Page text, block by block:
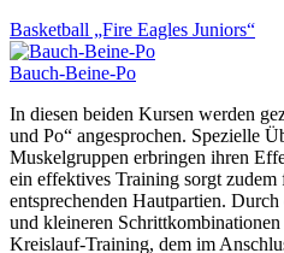
Basketball „Fire Eagles Juniors“
Bauch-Beine-Po
In diesen beiden Kursen werden
und Po“ angesprochen. Spezielle
Muskelgruppen erbringen ihren
ein effektives Training sorgt
entsprechenden Hautpartien.
und kleineren
Kreislauf-Training, dem im